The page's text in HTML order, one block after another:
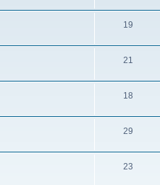
19
21
18
29
23